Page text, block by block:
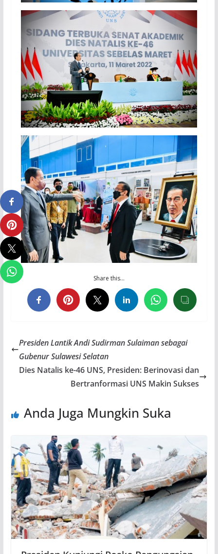
Share this…
Presiden Lantik Andi Sudirman Sulaiman sebagai
Gubenur Sulawesi Selatan
Dies Natalis ke-46 UNS, Presiden: Berinovasi dan
Bertranformasi UNS Makin Sukses
Anda Juga Mungkin Suka